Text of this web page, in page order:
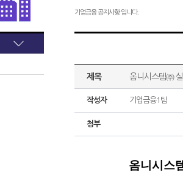
기업금융 공지사항 입니다.
제목 옴니시스템㈜
작성자 기업금융1팀
첨부
옴니시스